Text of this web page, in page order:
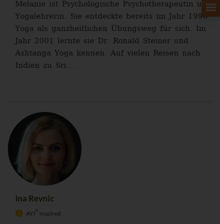
Melanie ist Psychologische Psychotherapeutin und
Yogalehrerin. Sie entdeckte bereits im Jahr 1996
Yoga als ganzheitlichen Übungsweg für sich. Im
Jahr 2001 lernte sie Dr. Ronald Steiner und
Ashtanga Yoga kennen. Auf vielen Reisen nach
Indien zu Sri....
Ina Revnic
AYI ® Inspired